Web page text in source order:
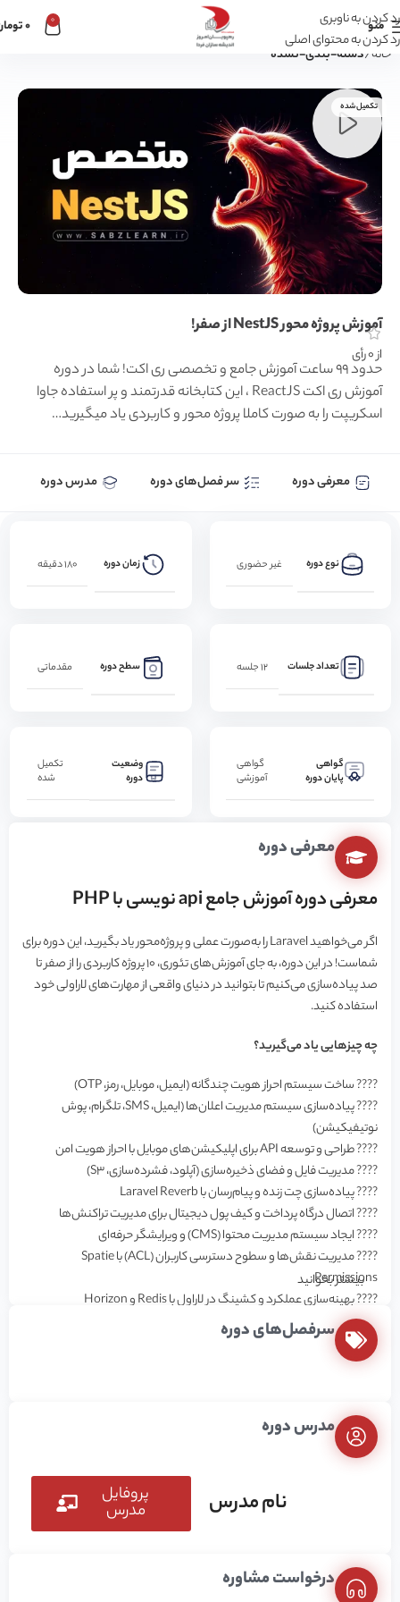
رد کردن به ناوبری
رد کردن به محتوای اصلی
منو 0
0
خانه دسته-بندی-نشده
آموزش پروژه محور NestJS از صفر!
از 0 رأی
حدود 99 ساعت آموزش جامع و تخصصی ری اکت! شما در دوره
آموزش ری اکت ReactJS ، این کتابخانه قدرتمند و پر استفاده جاوا
اسکریپت را به صورت کاملا پروژه محور و کاربردی یاد میگیرید…
تکمیل شده
معرفی دوره سر فصل‌های دوره مدرس دوره
نوع دوره غیر حضوری زمان دوره 180 دقیقه
تعداد جلسات 12 جلسه سطح دوره مقدماتی
گواهی
پایان دوره
گواهی
آموزشی
وضعیت
دوره
تکمیل
شده
معرفی دوره
معرفی دوره آموزش جامع api نویسی با PHP
اگر می‌خواهید Laravel را به‌صورت عملی و پروژه‌محور یاد بگیرید، این دوره برای
شماست! در این دوره، به جای آموزش‌های تئوری، ۱۰ پروژه کاربردی را از صفر تا
صد پیاده‌سازی می‌کنیم تا بتوانید در دنیای واقعی از مهارت‌های لاراولی خود
استفاده کنید.
چه چیزهایی یاد می‌گیرید؟
???? ساخت سیستم احراز هویت چندگانه (ایمیل، موبایل، رمز، OTP)
???? پیاده‌سازی سیستم مدیریت اعلان‌ها (ایمیل، SMS، تلگرام، پوش
نوتیفیکیشن)
???? طراحی و توسعه API برای اپلیکیشن‌های موبایل با احراز هویت امن
???? مدیریت فایل و فضای ذخیره‌سازی (آپلود، فشرده‌سازی، S3)
???? پیاده‌سازی چت زنده و پیام‌رسان با Laravel Reverb
???? اتصال درگاه پرداخت و کیف پول دیجیتال برای مدیریت تراکنش‌ها
???? ایجاد سیستم مدیریت محتوا (CMS)‌ و ویرایشگر حرفه‌ای
???? مدیریت نقش‌ها و سطوح دسترسی کاربران (ACL) با Spatie
Permissions
???? بهینه‌سازی عملکرد و کشینگ در لاراول با Redis و Horizon
???? ساخت سیستم نظرات و امتیازدهی کاربران
مزایا یادگیری لاراول به‌صورت پروژه محور
عمیق‌تر و کاربردی‌تر درک کنید. در این روش، به جای تمرکز صرف بر تعاریف و
مفاهیم انتزاعی، با چالش‌های واقعی مواجه می‌شوید و توانایی حل مسئله در
شده و اعتمادبه‌نفس شما برای ورود به بازار کار را افزایش می‌دهد. علاوه بر این،
با انجام پروژه‌های عملی، نمونه‌کارهای ارزشمندی برای نمایش در گیت‌هاب
(GitHub) ایجاد خواهید کرد که به تقویت رزومه و افزایش شانس استخدام
بیشتر بخوانید
سرفصل‌های دوره
مدرس دوره
نام مدرس پروفایل
مدرس
درخواست مشاوره